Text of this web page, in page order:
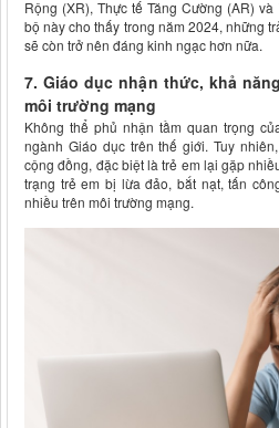
Rộng (XR), Thực tế Tăng Cường (AR)
bộ này cho thấy trong năm 2024, những
sẽ còn trở nên đáng kinh ngạc hơn nữa.
7. Giáo dục nhận thức, khả
môi trường mạng
Không thể phủ nhận tầm quan trọng
ngành Giáo dục trên thế giới. Tuy
cộng đồng, đặc biệt là trẻ em lại gặp
trạng trẻ em bị lừa đảo, bắt nạt, tấn
nhiều trên môi trường mạng.